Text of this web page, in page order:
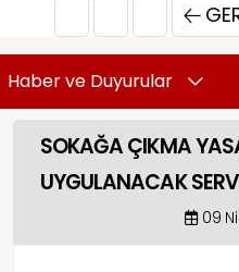
Haber ve Duyurular
SOKAĞA ÇIKMA
UYGULANACAK
09